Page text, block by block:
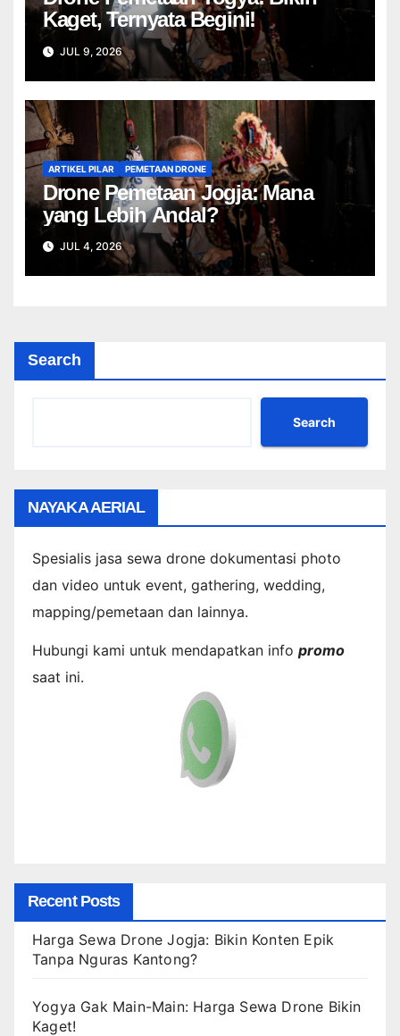
Kaget, Ternyata Begini!
JUL 9, 2026
ARTIKEL PILAR PEMETAAN DRONE
Drone Pemetaan Jogja: Mana
yang Lebih Andal?
JUL 4, 2026
Search
Search
NAYAKA AERIAL
Spesialis jasa sewa drone dokumentasi photo
dan video untuk event, gathering, wedding,
mapping/pemetaan dan lainnya.
Hubungi kami untuk mendapatkan info promo
saat ini.
Recent Posts
Harga Sewa Drone Jogja: Bikin Konten Epik
Tanpa Nguras Kantong?
Yogya Gak Main-Main: Harga Sewa Drone Bikin
Kaget!